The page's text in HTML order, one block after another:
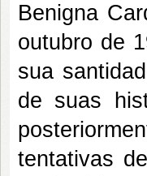
Benigna
outubro de
sua
de suas
tentativas